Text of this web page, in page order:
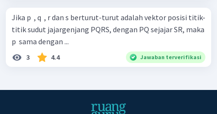
Jika p ​ , q ​ , r dan s berturut-turut adalah vektor posisi titik-
titik sudut jajargenjang PQRS, dengan PQ sejajar SR, maka
p ​ sama dengan ...
3 4.4 Jawaban terverifikasi